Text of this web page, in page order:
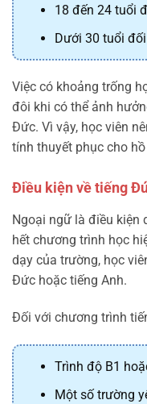
18 đến 24 tuổi
Dưới 30 tuổi
Việc có khoảng trống
đôi khi có thể ảnh
Đức. Vì vậy, học viên
tính thuyết phục cho hồ
Điều kiện về tiếng
Ngoại ngữ là điều kiện
hết chương trình học
dạy của trường, học
Đức hoặc tiếng Anh.
Đối với chương trình
Trình độ B1
Một số trường